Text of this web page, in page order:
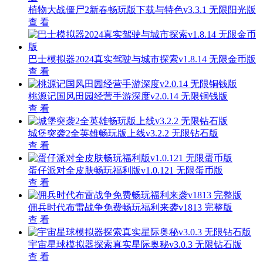
植物大战僵尸2新春畅玩版下载与特色v3.3.1 无限阳光版
查 看
巴士模拟器2024真实驾驶与城市探索v1.8.14 无限金币版
查 看
桃源记国风田园经营手游深度v2.0.14 无限铜钱版
查 看
城堡突袭2全英雄畅玩版上线v3.2.2 无限钻石版
查 看
蛋仔派对全皮肤畅玩福利版v1.0.121 无限蛋币版
查 看
佣兵时代布雷战争免费畅玩福利来袭v1813 完整版
查 看
宇宙星球模拟器探索真实星际奥秘v3.0.3 无限钻石版
查 看